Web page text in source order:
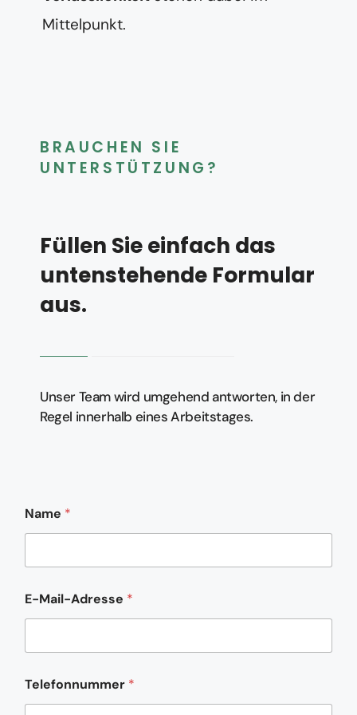
Mittelpunkt.
BRAUCHEN SIE
UNTERSTÜTZUNG?
Füllen Sie einfach das
untenstehende Formular
aus.
Unser Team wird umgehend antworten, in der
Regel innerhalb eines Arbeitstages.
Name *
e
l
f
n
n
u
E-Mail-Adresse *
Telefonnummer *